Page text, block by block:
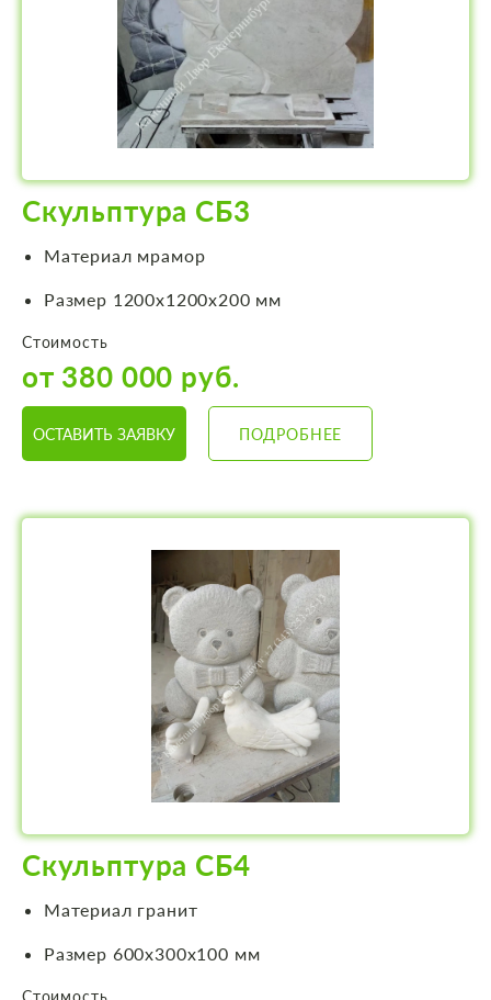
Скульптура СБ3
Материал мрамор
Размер 1200х1200х200 мм
Стоимость
от 380 000 руб.
ОСТАВИТЬ ЗАЯВКУ ПОДРОБНЕЕ
Скульптура СБ4
Материал гранит
Размер 600х300х100 мм